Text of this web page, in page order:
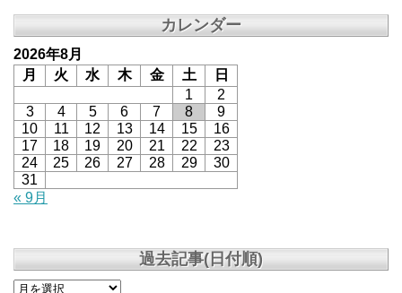
カレンダー
2026年8月
月
火 水 木 金 土
日
1
2
3
4 5 6 7 8
9
10
11 12 13 14 15
16
17
18 19 20 21 22
23
24
25 26 27 28 29
30
31
« 9月
過去記事(日付順)